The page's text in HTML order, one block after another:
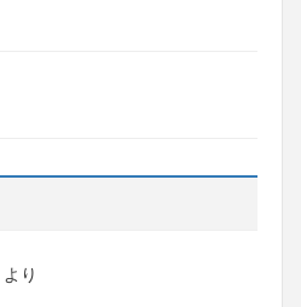
より